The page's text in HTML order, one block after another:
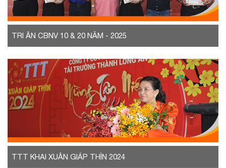
TRI ÂN CBNV 10 & 20 NĂM - 2025
TTT KHAI XUÂN GIÁP THÌN 2024